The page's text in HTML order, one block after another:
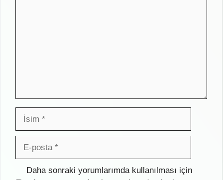
İsim
posta
İnternet
Daha sonraki yorumlarımda kullanılması için